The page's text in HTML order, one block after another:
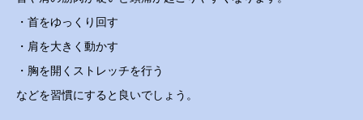
・首をゆっくり回す
・肩を大きく動かす
・胸を開くストレッチを行う
などを習慣にすると良いでしょう。